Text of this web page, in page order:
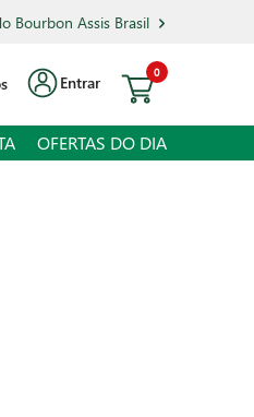
Bourbon Assis Brasil
Entrar
0
OFERTAS DO DIA